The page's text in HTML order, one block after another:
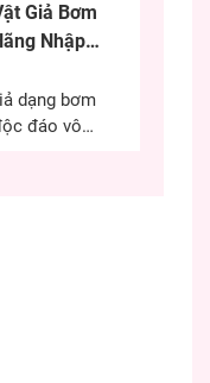
những chị
có thể sử
Việc sử
trơn đúng
đến...
Giả Bơm
Nhập
dạng bơm
đáo vô